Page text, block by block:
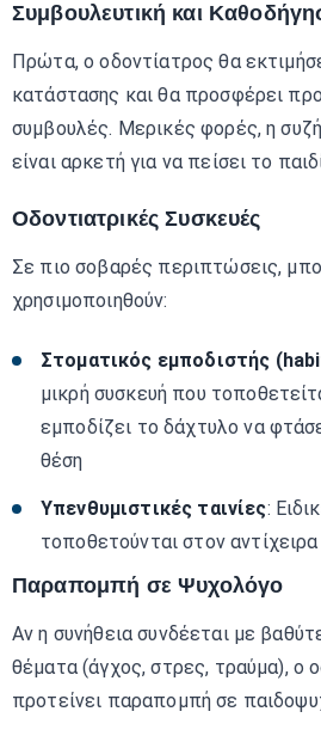
Συμβουλευτική και
Πρώτα, ο οδοντίατρος θα
κατάστασης και θα προσφέρει
συμβουλές. Μερικές φορές, η
είναι αρκετή για να πείσει το
Οδοντιατρικές Συσκευές
Σε πιο σοβαρές περιπτώσεις,
χρησιμοποιηθούν:
Στοματικός εμποδιστής
μικρή συσκευή που
εμποδίζει το δάχτυλο να
θέση
Υπενθυμιστικές ταινίες:
τοποθετούνται στον αντίχειρα
Παραπομπή σε Ψυχολόγο
Αν η συνήθεια συνδέεται με
θέματα (άγχος, στρες, τραύμα), ο
προτείνει παραπομπή σε